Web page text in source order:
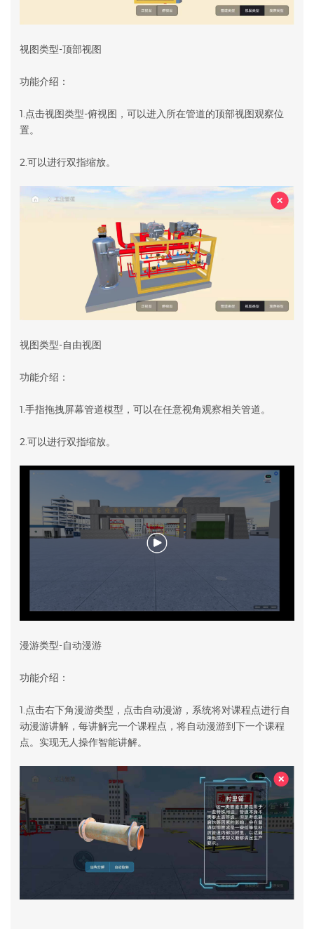
视图类型-顶部视图
功能介绍：
1.点击视图类型-俯视图，可以进入所在管道的顶部视图观察位
置。
2.可以进行双指缩放。
视图类型-自由视图
功能介绍：
1.手指拖拽屏幕管道模型，可以在任意视角观察相关管道。
2.可以进行双指缩放。
漫游类型-自动漫游
功能介绍：
1.点击右下角漫游类型，点击自动漫游，系统将对课程点进行自
动漫游讲解，每讲解完一个课程点，将自动漫游到下一个课程
点。实现无人操作智能讲解。